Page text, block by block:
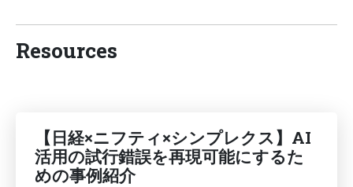
Resources
【日経×ニフティ×シンプレクス】AI
活用の試行錯誤を再現可能にするた
めの事例紹介